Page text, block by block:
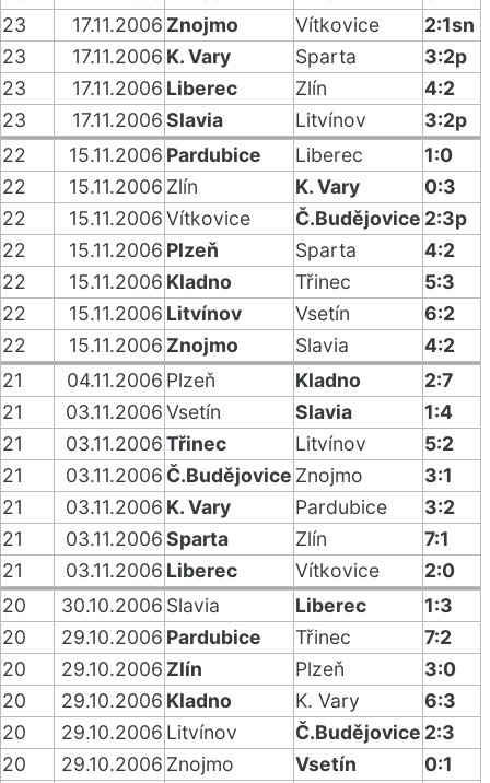
23
17.11.2006 Znojmo Vítkovice
2:1sn
23
17.11.2006 K. Vary Sparta
3:2p
23
17.11.2006 Liberec Zlín
4:2
23
17.11.2006Slavia Litvínov
3:2p
22
15.11.2006 Pardubice Liberec
1:0
22
15.11.2006 Zlín K. Vary
0:3
22
15.11.2006Vítkovice Č.Budějovice 2:3p
22
15.11.2006 Plzeň Sparta
4:2
22
15.11.2006 Kladno Třinec
5:3
22
15.11.2006 Litvínov Vsetín
6:2
22
15.11.2006 Znojmo Slavia
4:2
21
04.11.2006 Plzeň Kladno
2:7
21
03.11.2006Vsetín Slavia
1:4
21
03.11.2006Třinec Litvínov
5:2
21
03.11.2006 Č.Budějovice Znojmo
3:1
21
03.11.2006 K. Vary Pardubice
3:2
21
03.11.2006Sparta Zlín
7:1
21
03.11.2006 Liberec Vítkovice
2:0
20
30.10.2006 Slavia Liberec
1:3
20
29.10.2006 Pardubice Třinec
7:2
20
29.10.2006 Zlín Plzeň
3:0
20
29.10.2006 Kladno K. Vary
6:3
20
29.10.2006 Litvínov Č.Budějovice 2:3
20
29.10.2006 Znojmo Vsetín
0:1